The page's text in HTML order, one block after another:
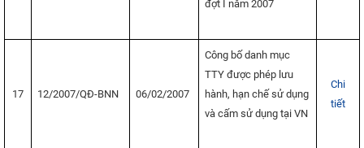
đợt I năm 2007
17 12/2007/QĐ-BNN 06/02/2007
Công bố danh mục
TTY được phép lưu
hành, hạn chế sử dụng
và cấm sử dụng tại VN
Chi
tiết